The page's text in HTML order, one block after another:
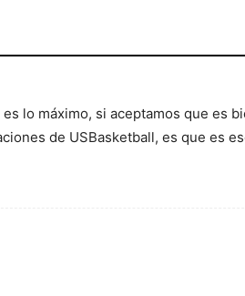
lo máximo, si aceptamos que es
de USBasketball, es que es